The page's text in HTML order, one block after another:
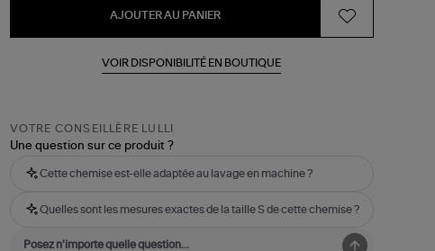
AJOUTER AU PANIER
VOIR DISPONIBILITÉ EN BOUTIQUE
VOTRE CONSEILLÈRE LULLI
Une question sur ce produit ?
Cette chemise est-elle adaptée au lavage en machine ?
Quelles sont les mesures exactes de la taille S de cette chemise ?